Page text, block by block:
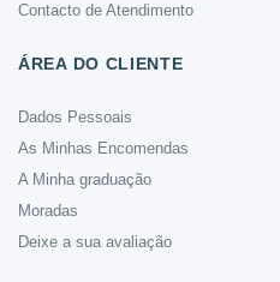
Contacto de Atendimento
ÁREA DO CLIENTE
Dados Pessoais
As Minhas Encomendas
A Minha graduação
Moradas
Deixe a sua avaliação